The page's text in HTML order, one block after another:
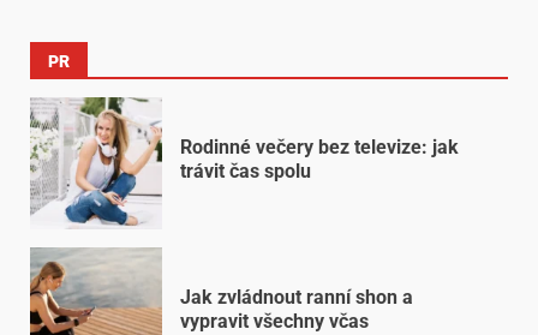
PR
Rodinné večery bez televize: jak
trávit čas spolu
Jak zvládnout ranní shon a
vypravit všechny včas